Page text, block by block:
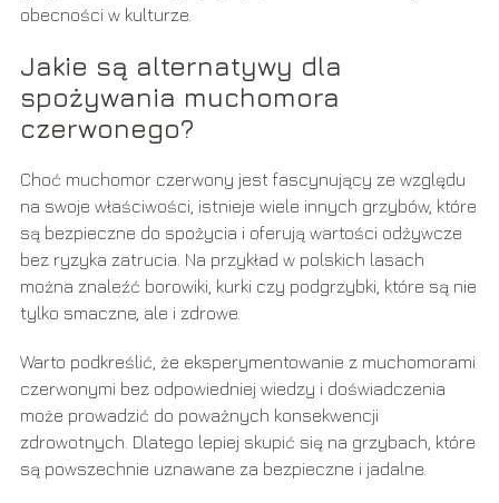
obecności w kulturze.
Jakie są alternatywy dla
spożywania muchomora
czerwonego?
Choć muchomor czerwony jest fascynujący ze względu
na swoje właściwości, istnieje wiele innych grzybów, które
są bezpieczne do spożycia i oferują wartości odżywcze
bez ryzyka zatrucia. Na przykład w polskich lasach
można znaleźć borowiki, kurki czy podgrzybki, które są nie
tylko smaczne, ale i zdrowe.
Warto podkreślić, że eksperymentowanie z muchomorami
czerwonymi bez odpowiedniej wiedzy i doświadczenia
może prowadzić do poważnych konsekwencji
zdrowotnych. Dlatego lepiej skupić się na grzybach, które
są powszechnie uznawane za bezpieczne i jadalne.